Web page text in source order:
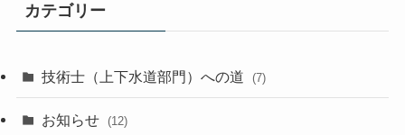
カテゴリー
技術士（上下水道部門）への道 (7)
お知らせ (12)